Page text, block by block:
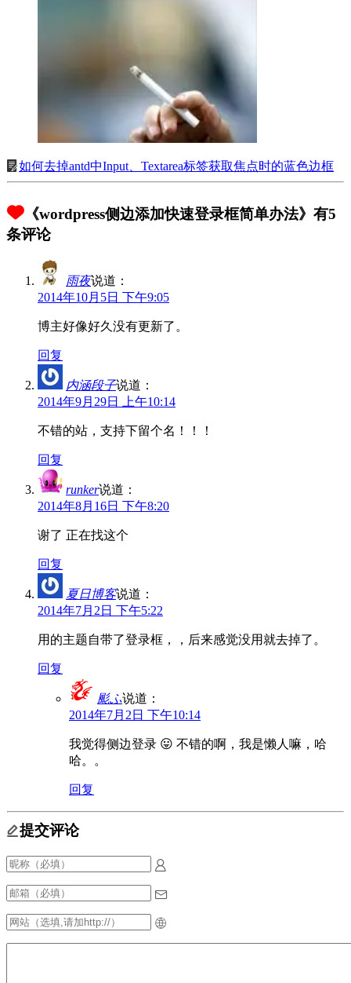
《wordpress侧边添加快速登录框简单办法》有5
条评论
雨夜说道：
2014年10月5日 下午9:05
博主好像好久没有更新了。
回复
内涵段子说道：
2014年9月29日 上午10:14
不错的站，支持下留个名！！！
回复
runker说道：
2014年8月16日 下午8:20
谢了 正在找这个
回复
夏日博客说道：
2014年7月2日 下午5:22
用的主题自带了登录框，，后来感觉没用就去掉了。
回复
颩ふ说道：
2014年7月2日 下午10:14
我觉得侧边登录 😛 不错的啊，我是懒人嘛，哈
哈。。
回复
提交评论
如何去掉antd中Input、Textarea标签获取焦点时的蓝色边框